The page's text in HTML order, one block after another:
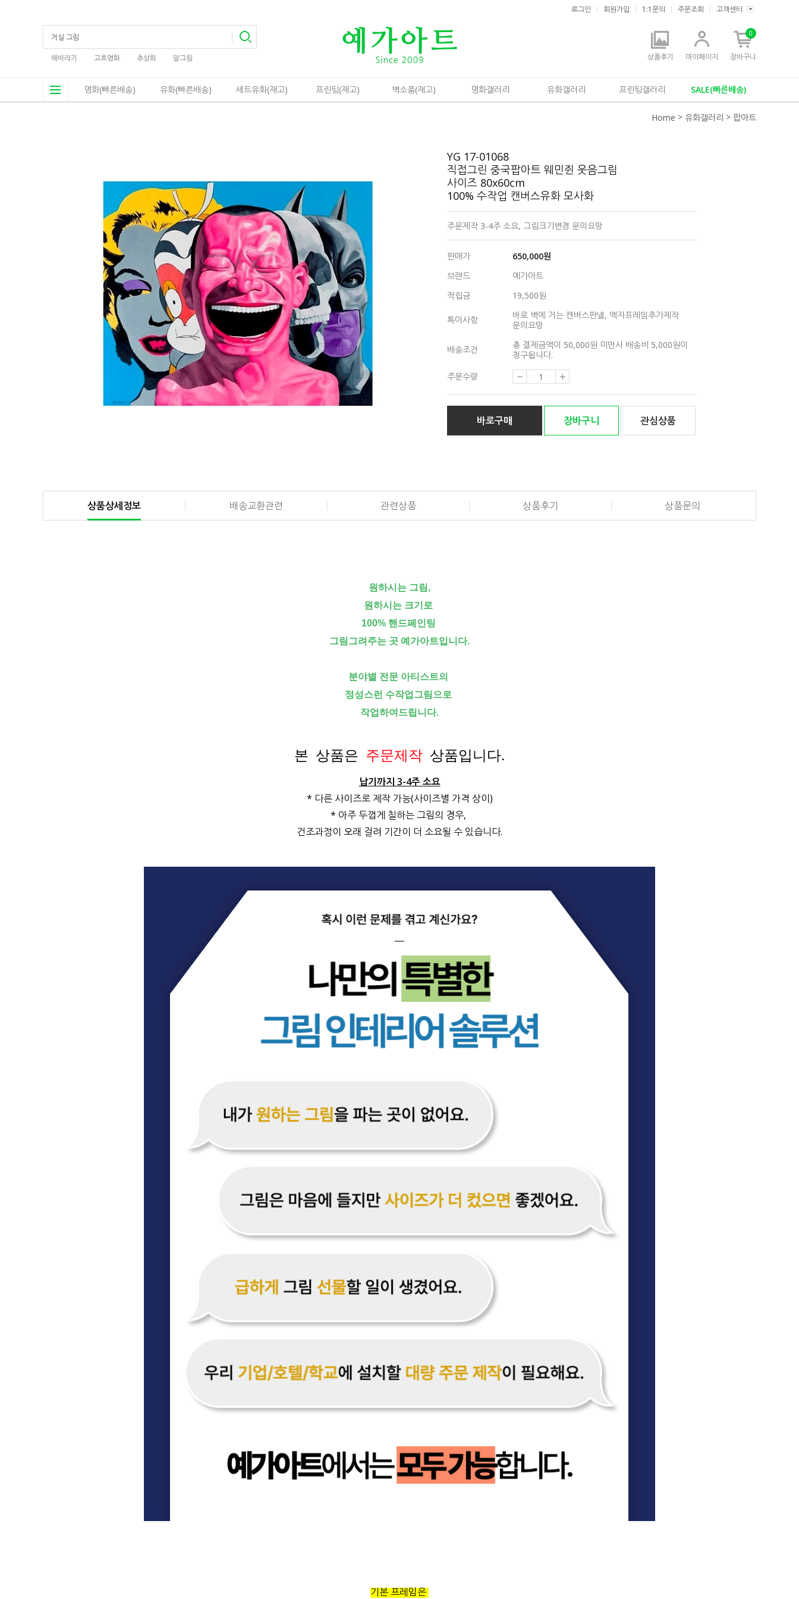
해바라기 고흐명화 추상화 말그림
로그인 회원가입 1:1문의 주문조회 고객센터
상품후기 마이페이지 장바구니
0
명화(빠른배송) 유화(빠른배송) 세트유화(재고) 프린팅(재고) 벽소품(재고) 명화갤러리 유화갤러리 프린팅갤러리 SALE(빠른배송)
Home > 유화갤러리 > 팝아트
YG 17-01068
직접그린 중국팝아트 웨민쥔 웃음그림
사이즈 80x60cm
100% 수작업 캔버스유화 모사화
주문제작 3-4주 소요, 그림크기변경 문의요망
판매가 650,000원
브랜드
예가아트
적립금
19,500원
특이사항
바로 벽에 거는 캔버스판넬, 액자프레임추가제작
문의요망
배송조건
총 결제금액이 50,000원 미만시 배송비 5,000원이
청구됩니다.
주문수량
바로구매 장바구니 관심상품
상품상세정보 배송교환관련 관련상품 상품후기 상품문의
원하시는 그림,
원하시는 크기로
100% 핸드페인팅
그림그려주는 곳 예가아트입니다.
분야별 전문 아티스트의
정성스런 수작업그림으로
작업하여드립니다.
본 상품은 주문제작 상품입니다.
납기까지 3-4주 소요
* 다른 사이즈로 제작 가능(사이즈별 가격 상이)
* 아주 두껍게 칠하는 그림의 경우,
건조과정이 오래 걸려 기간이 더 소요될 수 있습니다.
기본 프레임은